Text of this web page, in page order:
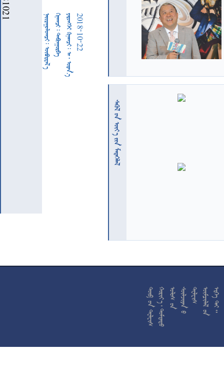
         2018-10-22
  










































































































